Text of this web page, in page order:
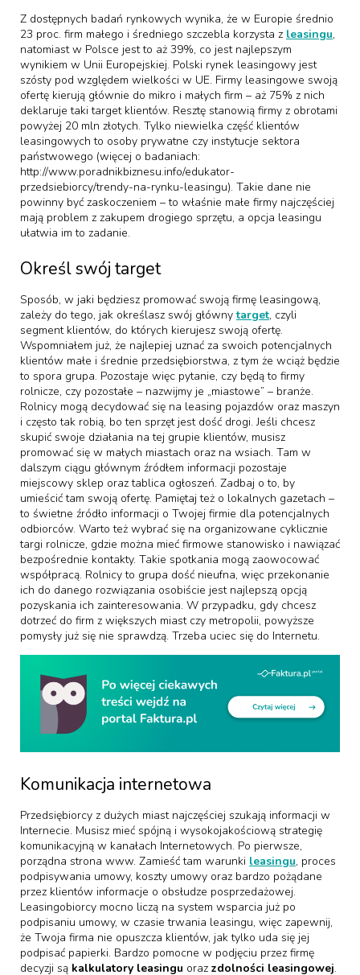
Z dostępnych badań rynkowych wynika, że w Europie średnio
23 proc. firm małego i średniego szczebla korzysta z leasingu,
natomiast w Polsce jest to aż 39%, co jest najlepszym
wynikiem w Unii Europejskiej. Polski rynek leasingowy jest
szósty pod względem wielkości w UE. Firmy leasingowe swoją
ofertę kierują głównie do mikro i małych firm – aż 75% z nich
deklaruje taki target klientów. Resztę stanowią firmy z obrotami
powyżej 20 mln złotych. Tylko niewielka część klientów
leasingowych to osoby prywatne czy instytucje sektora
państwowego (więcej o badaniach:
http://www.poradnikbiznesu.info/edukator-
przedsiebiorcy/trendy-na-rynku-leasingu). Takie dane nie
powinny być zaskoczeniem – to właśnie małe firmy najczęściej
mają problem z zakupem drogiego sprzętu, a opcja leasingu
ułatwia im to zadanie.
Określ swój target
Sposób, w jaki będziesz promować swoją firmę leasingową,
zależy do tego, jak określasz swój głównytarget, czyli
segment klientów, do których kierujesz swoją ofertę.
Wspomniałem już, że najlepiej uznać za swoich potencjalnych
klientów małe i średnie przedsiębiorstwa, z tym że wciąż będzie
to spora grupa. Pozostaje więc pytanie, czy będą to firmy
rolnicze, czy pozostałe – nazwijmy je „miastowe” – branże.
Rolnicy mogą decydować się na leasing pojazdów oraz maszyn
i często tak robią, bo ten sprzęt jest dość drogi. Jeśli chcesz
skupić swoje działania na tej grupie klientów, musisz
promować się w małych miastach oraz na wsiach. Tam w
dalszym ciągu głównym źródłem informacji pozostaje
miejscowy sklep oraz tablica ogłoszeń. Zadbaj o to, by
umieścić tam swoją ofertę. Pamiętaj też o lokalnych gazetach –
to świetne źródło informacji o Twojej firmie dla potencjalnych
odbiorców. Warto też wybrać się na organizowane cyklicznie
targi rolnicze, gdzie można mieć firmowe stanowisko i nawiązać
bezpośrednie kontakty. Takie spotkania mogą zaowocować
współpracą. Rolnicy to grupa dość nieufna, więc przekonanie
ich do danego rozwiązania osobiście jest najlepszą opcją
pozyskania ich zainteresowania. W przypadku, gdy chcesz
dotrzeć do firm z większych miast czy metropolii, powyższe
pomysły już się nie sprawdzą. Trzeba uciec się do Internetu.
Komunikacja internetowa
Przedsiębiorcy z dużych miast najczęściej szukają informacji w
Internecie. Musisz mieć spójną i wysokojakościową strategię
komunikacyjną w kanałach Internetowych. Po pierwsze,
porządna strona www. Zamieść tam warunki leasingu, proces
podpisywania umowy, koszty umowy oraz bardzo pożądane
przez klientów informacje o obsłudze posprzedażowej.
Leasingobiorcy mocno liczą na system wsparcia już po
podpisaniu umowy, w czasie trwania leasingu, więc zapewnij,
że Twoja firma nie opuszcza klientów, jak tylko uda się jej
podpisać papierki. Bardzo pomocne w podjęciu przez firmę
decyzji są kalkulatory leasingu oraz zdolności leasingowej.